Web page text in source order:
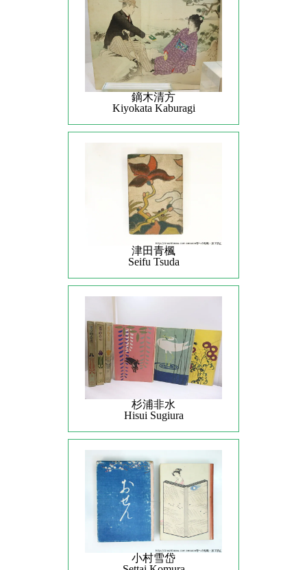
鏑木清方
Kiyokata Kaburagi
津田青楓
Seifu Tsuda
杉浦非水
Hisui Sugiura
小村雪岱